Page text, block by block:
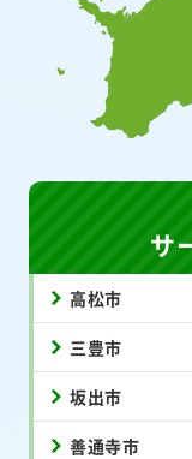
サ
高松市
三豊市
坂出市
善通寺市